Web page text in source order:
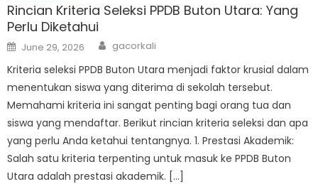
Rincian Kriteria Seleksi PPDB Buton Utara: Yang
Perlu Diketahui
Posted
on
June 29, 2026 Author
gacorkali
Kriteria seleksi PPDB Buton Utara menjadi faktor krusial dalam
menentukan siswa yang diterima di sekolah tersebut.
Memahami kriteria ini sangat penting bagi orang tua dan
siswa yang mendaftar. Berikut rincian kriteria seleksi dan apa
yang perlu Anda ketahui tentangnya. 1. Prestasi Akademik:
Salah satu kriteria terpenting untuk masuk ke PPDB Buton
Utara adalah prestasi akademik. […]